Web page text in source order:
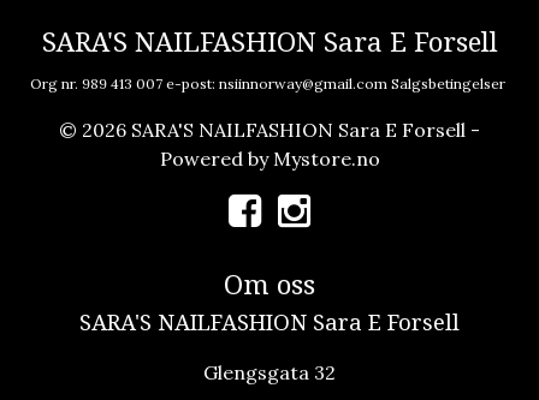
SARA'S NAILFASHION Sara E Forsell
Org nr. 989 413 007 e-post: nsiinnorway@gmail.com Salgsbetingelser
© 2026 SARA'S NAILFASHION Sara E Forsell -
Powered byMystore.no
Om oss
SARA'S NAILFASHION Sara E Forsell
Glengsgata 32